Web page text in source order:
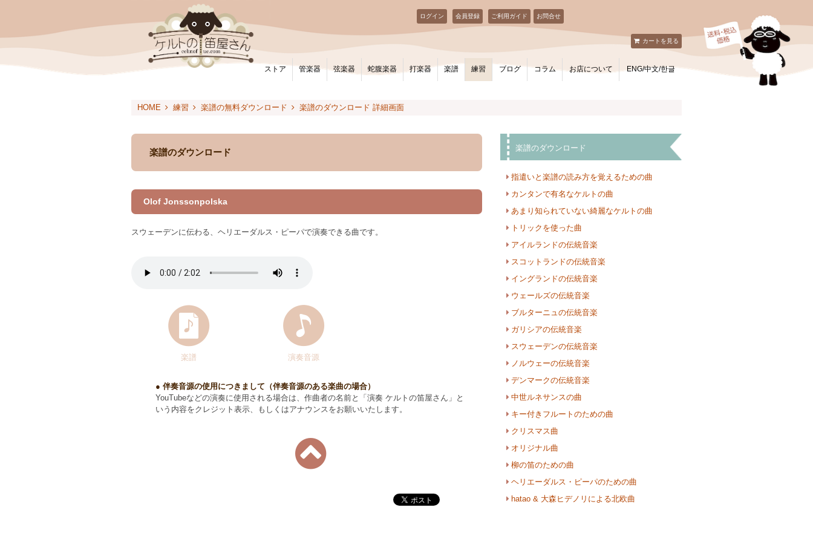
カートを見る
ログイン 会員登録 ご利用ガイド お問合せ
ストア 管楽器 弦楽器 蛇腹楽器 打楽器 楽譜 練習 ブログ コラム お店について ENG/中文/한글
HOME 練習 楽譜の無料ダウンロード 楽譜のダウンロード 詳細画面
楽譜のダウンロード
Olof Jonssonpolska
スウェーデンに伝わる、ヘリエーダルス・ピーパで演奏できる曲です。
楽譜 演奏音源
● 伴奏音源の使用につきまして（伴奏音源のある楽曲の場合）
YouTubeなどの演奏に使用される場合は、作曲者の名前と「演奏 ケルトの笛屋さん」と
いう内容をクレジット表示、もしくはアナウンスをお願いいたします。
楽譜のダウンロード
指遣いと楽譜の読み方を覚えるための曲
カンタンで有名なケルトの曲
あまり知られていない綺麗なケルトの曲
トリックを使った曲
アイルランドの伝統音楽
スコットランドの伝統音楽
イングランドの伝統音楽
ウェールズの伝統音楽
ブルターニュの伝統音楽
ガリシアの伝統音楽
スウェーデンの伝統音楽
ノルウェーの伝統音楽
デンマークの伝統音楽
中世ルネサンスの曲
キー付きフルートのための曲
クリスマス曲
オリジナル曲
柳の笛のための曲
ヘリエーダルス・ピーパのための曲
hatao & 大森ヒデノリによる北欧曲